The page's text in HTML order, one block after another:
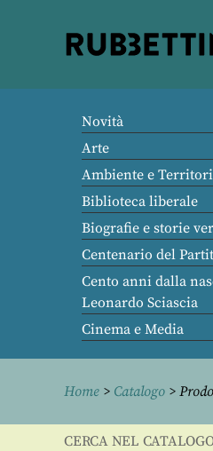
Novità
Arte
Ambiente e
Biblioteca liberale
Biografie e storie
Centenario del
Cento anni dalla
Leonardo Sciascia
Cinema e Media
Home > Catalogo >
CERCA NEL